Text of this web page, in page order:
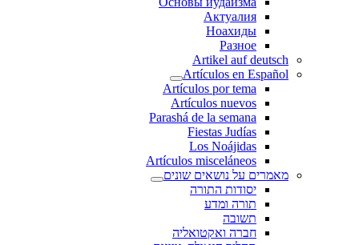
Актуалия
Ноахиды
Разное
Artikel auf deutsch
Artículos en Español
Artículos por tema
Artículos nuevos
Parashá de la semana
Fiestas Judías
Los Noájidas
Artículos misceláneos
מאמרים על נושאים שונים
יסודות התורה
תורה ומדע
תשובה
חברה ואקטואליה